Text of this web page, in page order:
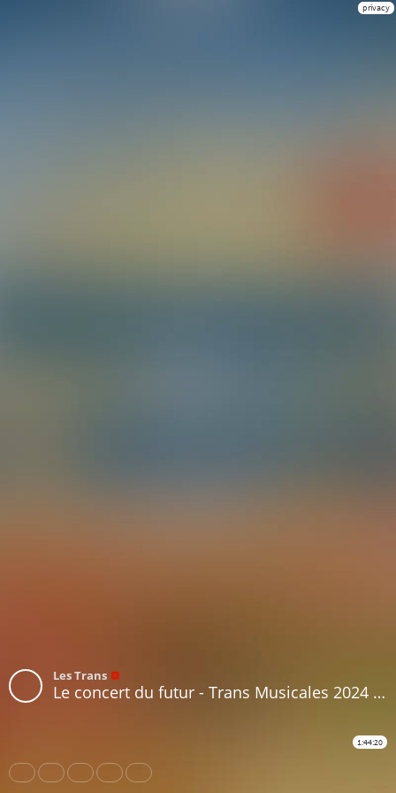
privacy
Les Trans
Le concert du futur - Trans Musicales 2024 - Musiques & Sociétés, Épisode #3
1:44:20
Share Like Repost